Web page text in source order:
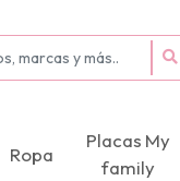
Ropa
Placas My
family